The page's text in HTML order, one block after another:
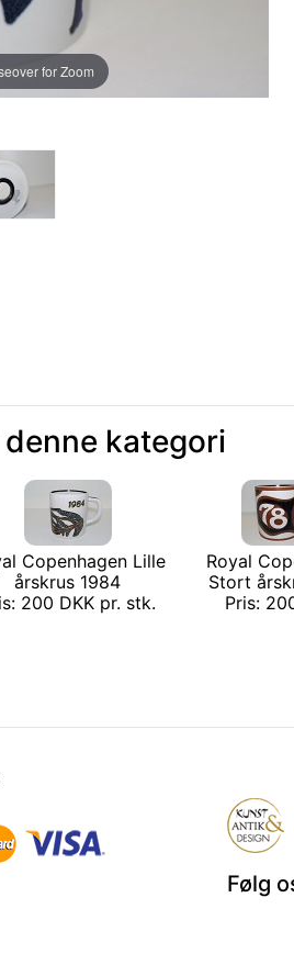
for Zoom
kategori
Copenhagen Lille
årskrus 1984
200 DKK pr. stk.
Royal
Stort
Pris:
Følg